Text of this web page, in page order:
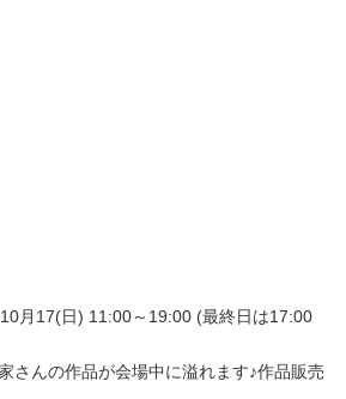
月17(日) 11:00～19:00 (最終日は17:00
さんの作品が会場中に溢れます♪作品販売